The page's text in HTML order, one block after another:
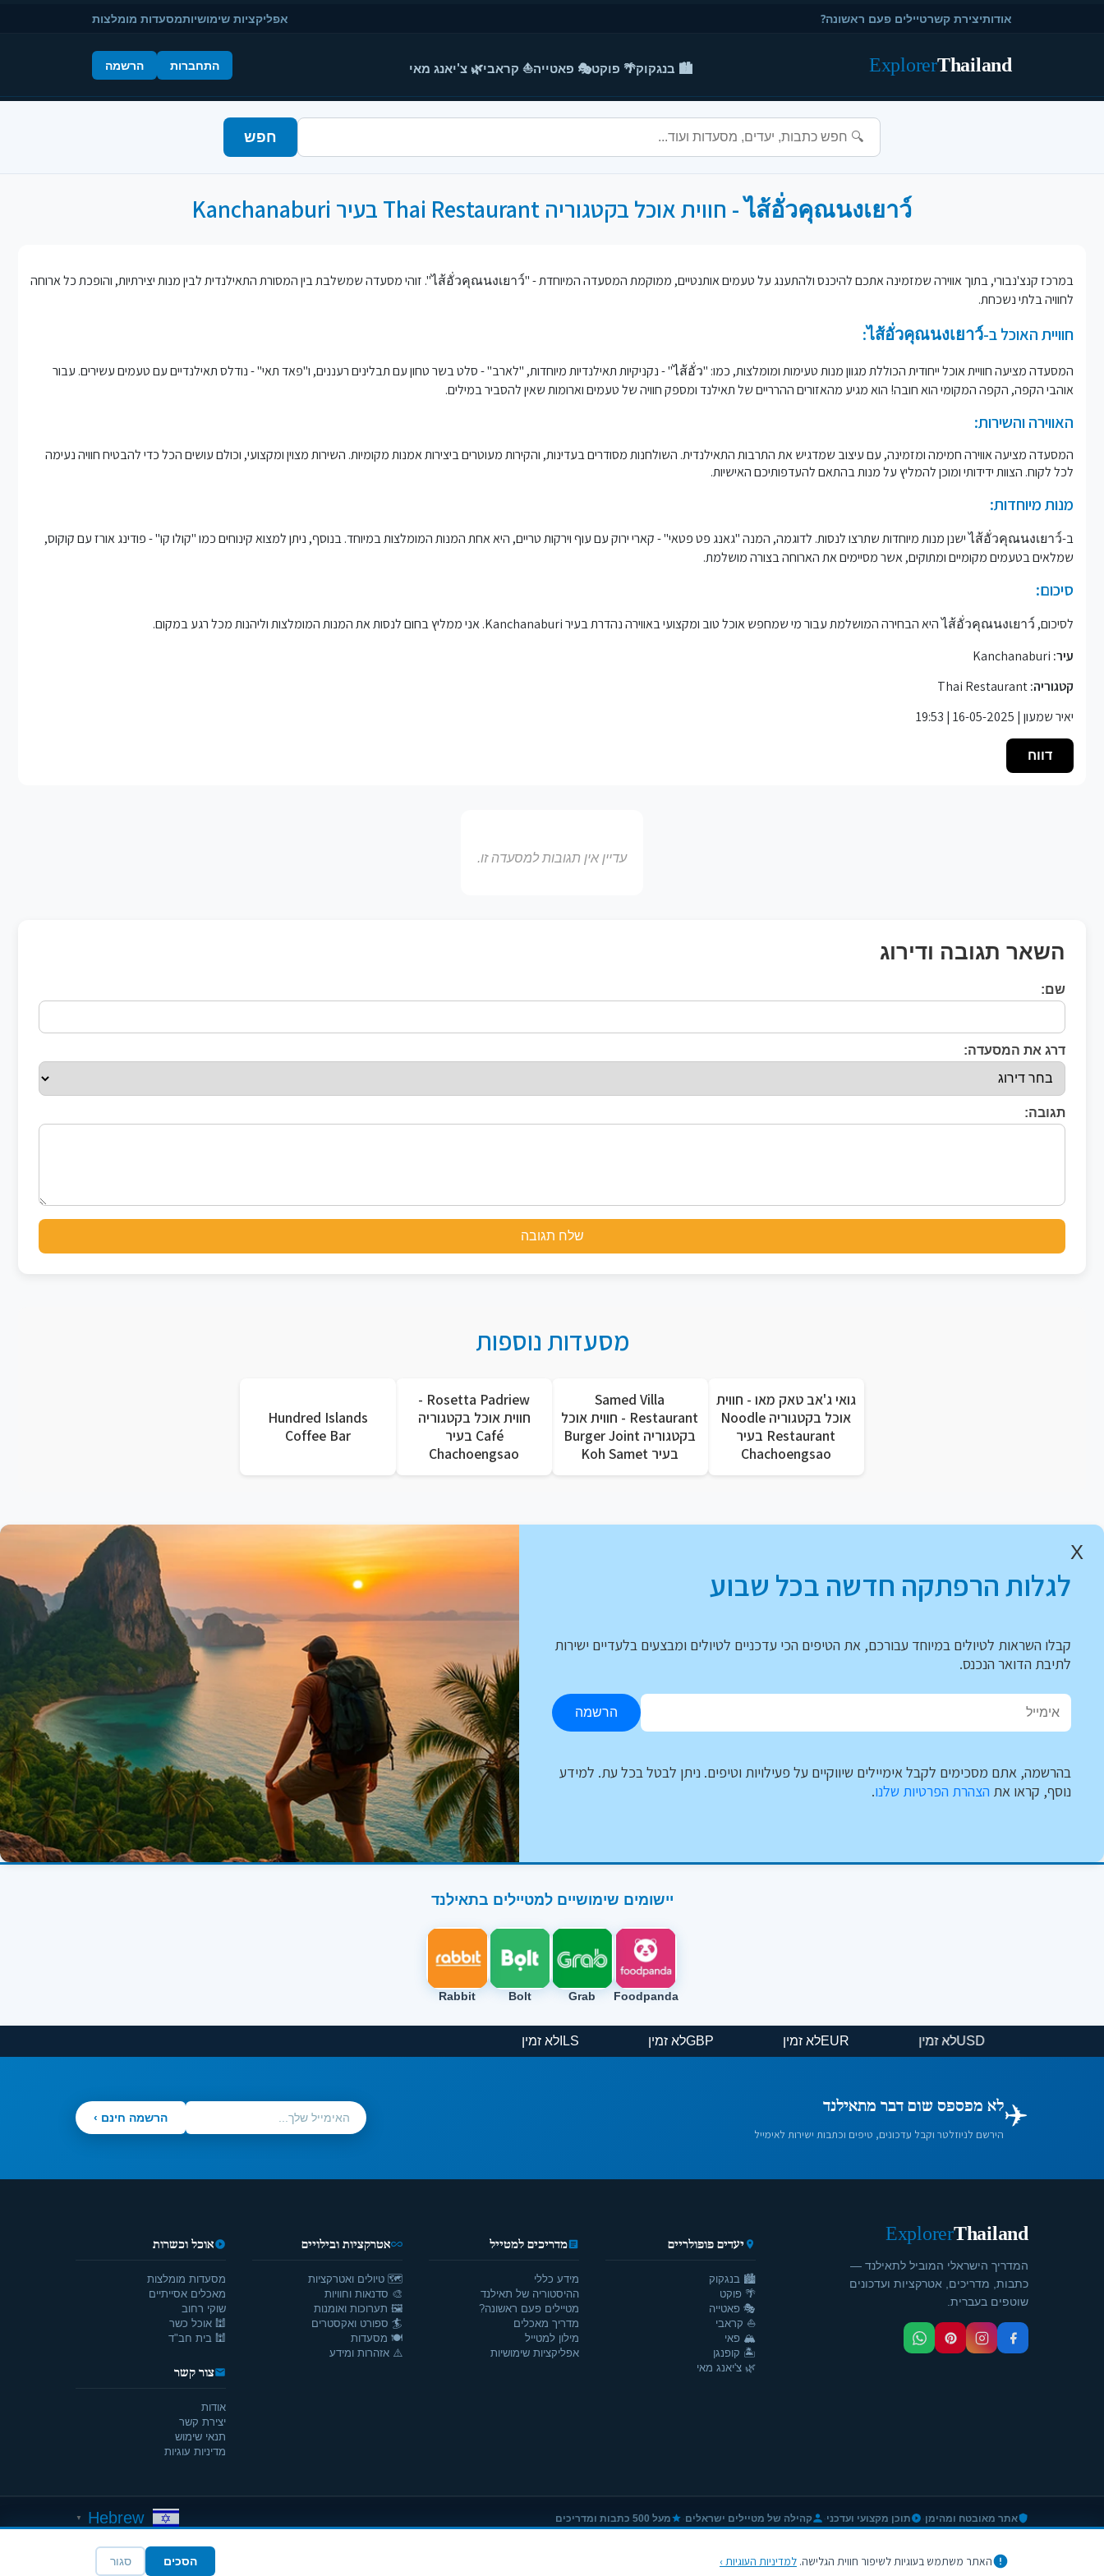
אודותיצירת קשרטיילים פעם ראשונה? אפליקציות שימושיותמסעדות מומלצות
Thailand
Explorer 🏙️ בנגקוק🌴 פוקט🎭 פאטייה⛵ קראבי🌿 צ'יאנג מאי התחברות הרשמה
חפש
ไส้อั่วคุณนงเยาว์ - חווית אוכל בקטגוריה Thai Restaurant בעיר Kanchanaburi
במרכז קנצ'נבורי, בתוך אווירה שמזמינה אתכם להיכנס ולהתענג על טעמים אותנטיים, ממוקמת המסעדה המיוחדת - "ไส้อั่วคุณนงเยาว์". זוהי מסעדה שמשלבת בין המסורת התאילנדית לבין מנות יצירתיות, והופכת כל ארוחה
לחוויה בלתי נשכחת.
חוויית האוכל ב-ไส้อั่วคุณนงเยาว์:
המסעדה מציעה חוויית אוכל ייחודית הכוללת מגוון מנות טעימות ומומלצות, כמו: "ไส้อั่ว" - נקניקיות תאילנדיות מיוחדות, "לארב" - סלט בשר טחון עם תבלינים רעננים, ו"פאד תאי" - נודלס תאילנדיים עם טעמים עשירים. עבור
אוהבי הקפה, הקפה המקומי הוא חובה! הוא מגיע מהאזורים ההרריים של תאילנד ומספק חוויה של טעמים וארומות שאין להסביר במילים.
האווירה והשירות:
המסעדה מציעה אווירה חמימה ומזמינה, עם עיצוב שמדגיש את התרבות התאילנדית. השולחנות מסודרים בעדינות, והקירות מעוטרים ביצירות אמנות מקומיות. השירות מצוין ומקצועי, וכולם עושים הכל כדי להבטיח חוויה נעימה
לכל לקוח. הצוות ידידותי ומוכן להמליץ על מנות בהתאם להעדפותיכם האישיות.
מנות מיוחדות:
ב-ไส้อั่วคุณนงเยาว์ ישנן מנות מיוחדות שתרצו לנסות. לדוגמה, המנה "גאנג פט פטאי" - קארי ירוק עם עוף וירקות טריים, היא אחת המנות המומלצות במיוחד. בנוסף, ניתן למצוא קינוחים כמו "קולו קו" - פודינג אורז עם קוקוס,
שמלאים בטעמים מקומיים ומתוקים, אשר מסיימים את הארוחה בצורה מושלמת.
סיכום:
לסיכום, ไส้อั่วคุณนงเยาว์ היא הבחירה המושלמת עבור מי שמחפש אוכל טוב ומקצועי באווירה נהדרת בעיר Kanchanaburi. אני ממליץ בחום לנסות את המנות המומלצות וליהנות מכל רגע במקום.
עיר:
קטגוריה:
יאיר שמעון | 16-05-2025 | 19:53
דווח
עדיין אין תגובות למסעדה זו.
השאר תגובה ודירוג
שם:
דרג את המסעדה:
תגובה:
שלח תגובה
מסעדות נוספות
גואי ג'אב טאק מאו - חווית
אוכל בקטגוריה Noodle
Restaurant בעיר
Chachoengsao
Samed Villa
Restaurant - חווית אוכל
בקטגוריה Burger Joint
בעיר Koh Samet
Rosetta Padriew -
חווית אוכל בקטגוריה
Café בעיר
Chachoengsao
Hundred Islands
Coffee Bar
X
לגלות הרפתקה חדשה בכל שבוע
קבלו השראות לטיולים במיוחד עבורכם, את הטיפים הכי עדכניים לטיולים ומבצעים בלעדיים ישירות
לתיבת הדואר הנכנס.
הרשמה
בהרשמה, אתם מסכימים לקבל אימיילים שיווקיים על פעילויות וטיפים. ניתן לבטל בכל עת. למידע
נוסף, קראו את הצהרת הפרטיות שלנו.
יישומים שימושיים למטיילים בתאילנד
Foodpanda
Grab
Bolt
Rabbit
USDלא זמין EURלא זמין GBPלא זמין ILSלא זמין
✈️לא מפספס שום דבר מתאילנד
הירשם לניוזלטר וקבל עדכונים, טיפים וכתבות ישירות לאימייל
הרשמה חינם ›
Thailand
Explorer
המדריך הישראלי המוביל לתאילנד —
כתבות, מדריכים, אטרקציות ועדכונים
שוטפים בעברית.
יעדים פופולריים
🏙️ בנגקוק
🌴 פוקט
🎭 פאטייה
⛵ קראבי
🏔️ פאי
🏝️ קופנגן
🌿 צ'יאנג מאי
מדריכים למטייל
מידע כללי
ההיסטוריה של תאילנד
מטיילים פעם ראשונה?
מדריך מאכלים
מילון למטייל
אפליקציות שימושיות
אטרקציות ובילויים
🗺️ טיולים ואטרקציות
🎨 סדנאות וחוויות
🖼️ תערוכות ואומנות
🏄 ספורט ואקסטרים
🍽️ מסעדות
⚠️ אזהרות ומידע
אוכל וכשרות
מסעדות מומלצות
מאכלים אסייתיים
שוקי רחוב
🕍 אוכל כשר
🕍 בית חב"ד
צור קשר
אודות
יצירת קשר
תנאי שימוש
מדיניות עוגיות
אתר מאובטח ומהימן תוכן מקצועי ועדכני קהילה של מטיילים ישראלים מעל 500 כתבות ומדריכים Hebrew
▼
עוגיות |
Developed by WEBEZIER האתר משתמש בעוגיות לשיפור חווית הגלישה. למדיניות העוגיות › הסכים סגור